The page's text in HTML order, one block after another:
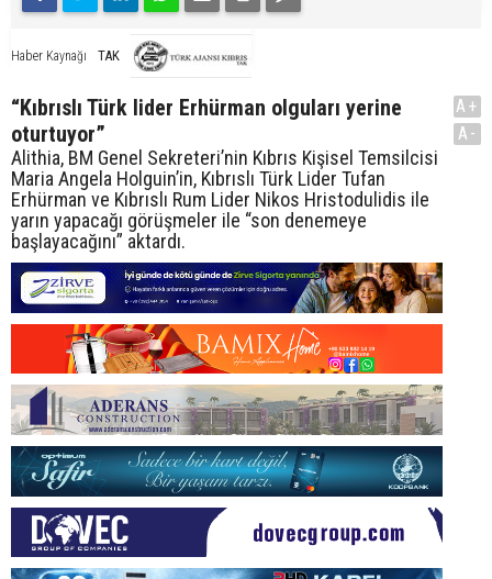
Haber Kaynağı TAK
“Kıbrıslı Türk lider Erhürman olguları yerine
oturtuyor”
Alithia, BM Genel Sekreteri’nin Kıbrıs Kişisel Temsilcisi
Maria Angela Holguin’in, Kıbrıslı Türk Lider Tufan
Erhürman ve Kıbrıslı Rum Lider Nikos Hristodulidis ile
yarın yapacağı görüşmeler ile “son denemeye
başlayacağını” aktardı.
A+
A-